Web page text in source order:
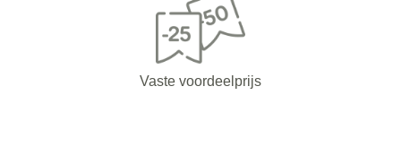
Vaste voordeelprijs